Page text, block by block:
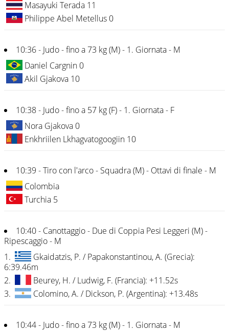
Masayuki Terada 11
Philippe Abel Metellus 0
10:36 - Judo - fino a 73 kg (M) - 1. Giornata - M
Daniel Cargnin 0
Akil Gjakova 10
10:38 - Judo - fino a 57 kg (F) - 1. Giornata - F
Nora Gjakova 0
Enkhriilen Lkhagvatogoogiin 10
10:39 - Tiro con l'arco - Squadra (M) - Ottavi di finale - M
Colombia
Turchia 5
10:40 - Canottaggio - Due di Coppia Pesi Leggeri (M) -
Ripescaggio - M
1.
Gkaidatzis, P. / Papakonstantinou, A. (Grecia):
6:39.46m
2.
Beurey, H. / Ludwig, F. (Francia): +11.52s
3.
Colomino, A. / Dickson, P. (Argentina): +13.48s
10:44 - Judo - fino a 73 kg (M) - 1. Giornata - M